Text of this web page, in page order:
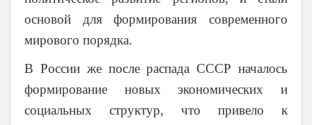
основой для формирования современного
мирового порядка.
В России же после распада СССР началось
формирование новых экономических и
социальных структур, что привело к